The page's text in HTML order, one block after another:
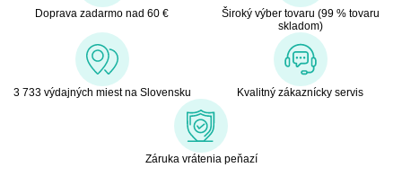
Doprava zadarmo nad 60 €
Široký výber tovaru (99 % tovaru
skladom)
3 733 výdajných miest na Slovensku Kvalitný zákaznícky servis
Záruka vrátenia peňazí